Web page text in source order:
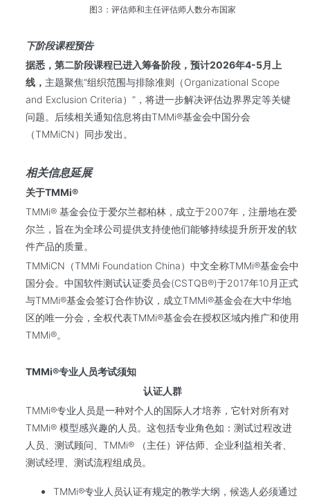
图3：评估师和主任评估师人数分布国家
下阶段课程预告
据悉，第二阶段课程已进入筹备阶段，预计2026年4-5月上
线， 主题聚焦“组织范围与排除准则（Organizational Scope
and Exclusion Criteria）”，将进一步解决评估边界界定等关键
问题。后续相关通知信息将由TMMi®基金会中国分会
（TMMiCN）同步发出。
相关信息延展
关于TMMi®
TMMi® 基金会位于爱尔兰都柏林，成立于2007年，注册地在爱
尔兰，旨在为全球公司提供支持使他们能够持续提升所开发的软
件产品的质量。
TMMiCN（TMMi Foundation China）中文全称TMMi®基金会中
国分会。中国软件测试认证委员会(CSTQB®)于2017年10月正式
与TMMi®基金会签订合作协议，成立TMMi®基金会在大中华地
区的唯一分会，全权代表TMMi®基金会在授权区域内推广和使用
TMMi®。
TMMi®专业人员考试须知
认证人群
TMMi®专业人员是一种对个人的国际人才培养，它针对所有对
TMMi® 模型感兴趣的人员。这包括专业角色如：测试过程改进
人员、测试顾问、TMMi® （主任）评估师、企业利益相关者、
测试经理、测试流程组成员。
TMMi®专业人员认证有规定的教学大纲，候选人必须通过